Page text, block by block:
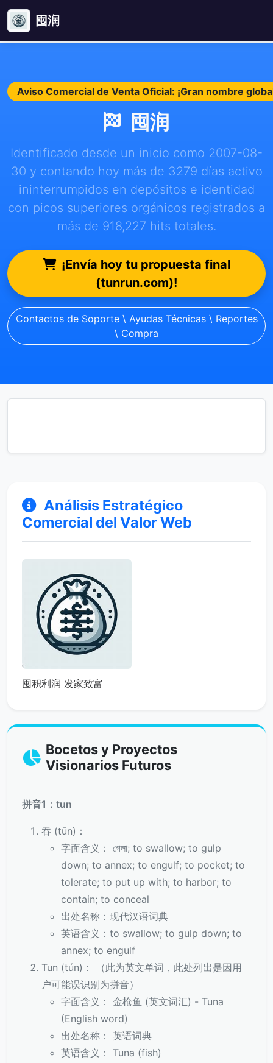
囤润
Aviso Comercial de Venta Oficial: ¡Gran nombre
囤润
Identificado desde un inicio como 2007-08-
30 y contando hoy más de 3279 días activo
ininterrumpidos en depósitos e identidad
con picos superiores orgánicos registrados a
más de 918,227 hits totales.
¡Envía hoy tu propuesta final
(tunrun.com)!
Contactos de Soporte \ Ayudas Técnicas \ Reportes
\ Compra
Análisis Estratégico
Comercial del Valor Web
囤积利润 发家致富
Bocetos y Proyectos
Visionarios Futuros
拼音1：tun
吞 (tūn)：
字面含义： গেলা; to swallow; to gulp
down; to annex; to engulf; to pocket; to
tolerate; to put up with; to harbor; to
contain; to conceal
出处名称：现代汉语词典
英语含义：to swallow; to gulp down; to
annex; to engulf
Tun (tún)： （此为英文单词，此处列出是因用
户可能误识别为拼音）
字面含义： 金枪鱼 (英文词汇) - Tuna
(English word)
出处名称： 英语词典
英语含义： Tuna (fish)